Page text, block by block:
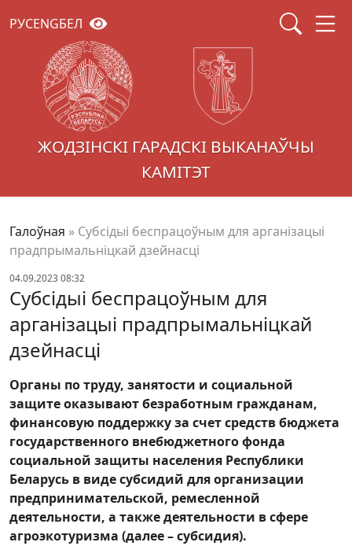
РУСENGБЕЛ
ЖОДЗІНСКІ ГАРАДСКІ ВЫКАНАЎЧЫ
КАМІТЭТ
Галоўная » Субсідыі беспрацоўным для арганізацыі
прадпрымальніцкай дзейнасці
04.09.2023 08:32
Субсідыі беспрацоўным для
арганізацыі прадпрымальніцкай
дзейнасці
Органы по труду, занятости и социальной
защите оказывают безработным гражданам,
финансовую поддержку за счет средств бюджета
государственного внебюджетного фонда
социальной защиты населения Республики
Беларусь в виде субсидий для организации
предпринимательской, ремесленной
деятельности, а также деятельности в сфере
агроэкотуризма (далее – субсидия).